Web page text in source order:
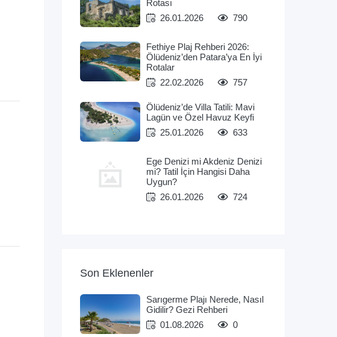
Rotası
26.01.2026
790
Fethiye Plaj Rehberi 2026:
Ölüdeniz’den Patara’ya En İyi
Rotalar
22.02.2026
757
Ölüdeniz’de Villa Tatili: Mavi
Lagün ve Özel Havuz Keyfi
25.01.2026
633
Ege Denizi mi Akdeniz Denizi
mi? Tatil İçin Hangisi Daha
Uygun?
26.01.2026
724
Son Eklenenler
Sarıgerme Plajı Nerede, Nasıl
Gidilir? Gezi Rehberi
01.08.2026
0